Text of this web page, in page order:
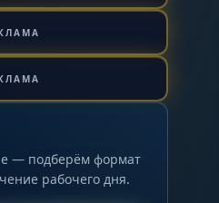
— подберём формат
рабочего дня.